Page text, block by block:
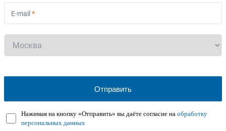
E-mail *
Нажимая на кнопку «Отправить» вы даёте согласие на обработку
персональных данных